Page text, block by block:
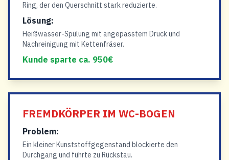
Ring, der den Querschnitt stark reduzierte.
Lösung:
Heißwasser-Spülung mit angepasstem Druck und
Nachreinigung mit Kettenfräser.
Kunde sparte ca. 950€
FREMDKÖRPER IM WC-BOGEN
Problem:
Ein kleiner Kunststoffgegenstand blockierte den
Durchgang und führte zu Rückstau.